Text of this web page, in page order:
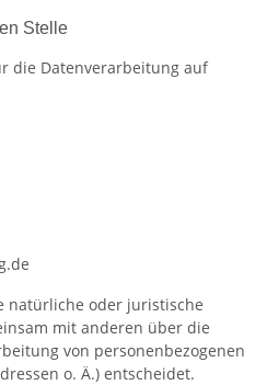
Stelle
die Datenverarbeitung auf
natürliche oder juristische
mit anderen über die
von personenbezogenen
o. Ä.) entscheidet.